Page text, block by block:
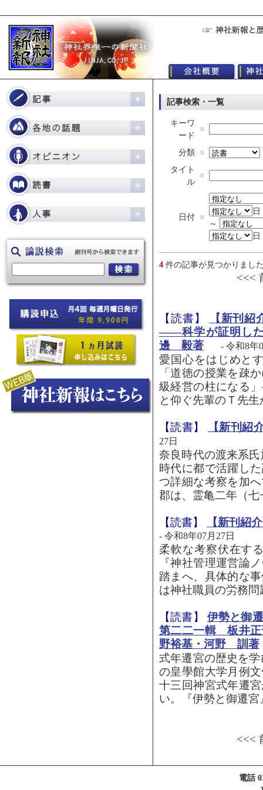
記事検索・一覧
キーワ
ード
■
分類 ■
タイト
ル
■
日付 ■
日
～
日
4 件の記事が見つかりまし
<<<
【読書】
【新刊
――科学が証明し
邊 毅著
- 令和8年
愛国心をはじめ
「道徳の授業を疎
級経営の柱になる
と仰ぐ先輩のＴ先
【読書】 【新刊
27日
奈良時代の渡来系
時代に都で活躍し
つ詳細な考察を加
郡は、霊亀二年（
【読書】 【新刊紹
- 令和8年07月27日
柔軟な考察伏在
『神社管理運営論
踏まへ、具体的な
は神社職員の労務
【読書】 伊勢と御
第二二一輯 板井
野裕基・河野 訓著
式年遷宮の歴史を
の皇學館大学月例
十三回神宮式年遷
い。『伊勢と御遷
<<<
電話